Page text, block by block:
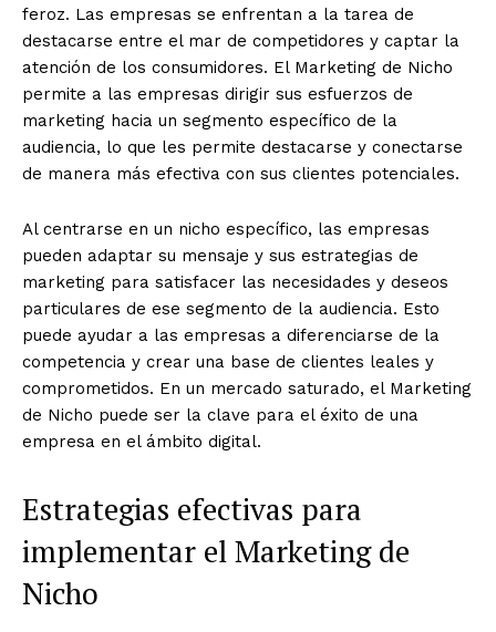
feroz. Las empresas se enfrentan a la tarea de
destacarse entre el mar de competidores y captar la
atención de los consumidores. El Marketing de Nicho
permite a las empresas dirigir sus esfuerzos de
marketing hacia un segmento específico de la
audiencia, lo que les permite destacarse y conectarse
de manera más efectiva con sus clientes potenciales.
Al centrarse en un nicho específico, las empresas
pueden adaptar su mensaje y sus estrategias de
marketing para satisfacer las necesidades y deseos
particulares de ese segmento de la audiencia. Esto
puede ayudar a las empresas a diferenciarse de la
competencia y crear una base de clientes leales y
comprometidos. En un mercado saturado, el Marketing
de Nicho puede ser la clave para el éxito de una
empresa en el ámbito digital.
Estrategias efectivas para
implementar el Marketing de
Nicho